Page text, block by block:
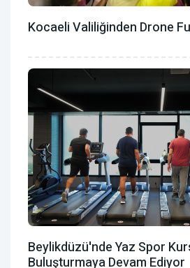
Kocaeli Valiliğinden Drone
Beylikdüzü'nde Yaz Spor
Buluşturmaya Devam Ediyor